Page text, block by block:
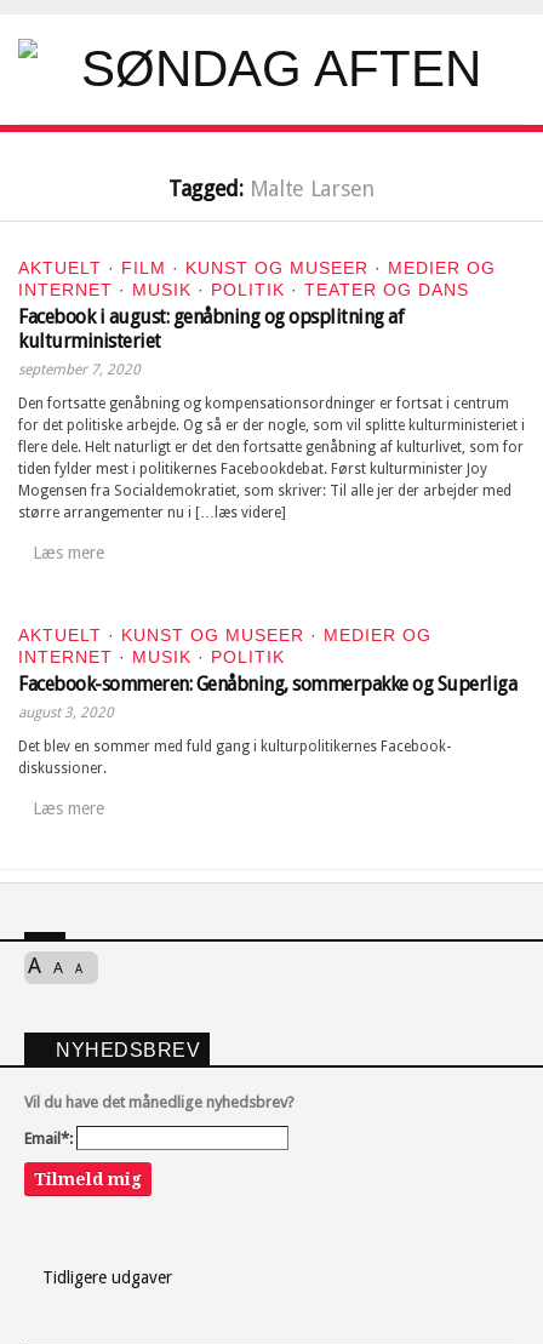
Tagged: Malte Larsen
AKTUELT · FILM · KUNST OG MUSEER · MEDIER OG
INTERNET · MUSIK · POLITIK · TEATER OG DANS
Facebook i august: genåbning og opsplitning af
kulturministeriet
september 7, 2020
Den fortsatte genåbning og kompensationsordninger er fortsat i centrum
for det politiske arbejde. Og så er der nogle, som vil splitte kulturministeriet i
flere dele. Helt naturligt er det den fortsatte genåbning af kulturlivet, som for
tiden fylder mest i politikernes Facebookdebat. Først kulturminister Joy
Mogensen fra Socialdemokratiet, som skriver: Til alle jer der arbejder med
større arrangementer nu i […læs videre]
Læs mere
AKTUELT · KUNST OG MUSEER · MEDIER OG
INTERNET · MUSIK · POLITIK
Facebook-sommeren: Genåbning, sommerpakke og Superliga
august 3, 2020
Det blev en sommer med fuld gang i kulturpolitikernes Facebook-
diskussioner.
Læs mere
A A A
NYHEDSBREV
Vil du have det månedlige nyhedsbrev?
Email*:
Tilmeld mig
Tidligere udgaver